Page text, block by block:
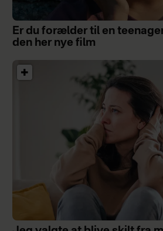
Er du forælder til en
den her nye film